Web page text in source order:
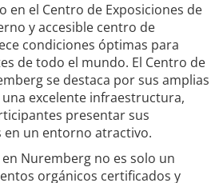
en el Centro de Exposiciones de
y accesible centro de
condiciones óptimas para
de todo el mundo. El Centro de
se destaca por sus amplias
excelente infraestructura,
presentar sus
en un entorno atractivo.
Nuremberg no es solo un
orgánicos certificados y